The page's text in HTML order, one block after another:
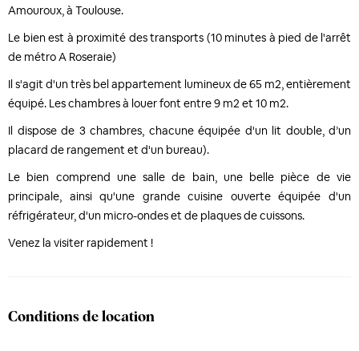
Amouroux, à Toulouse.
Le bien est à proximité des transports (10 minutes à pied de l'arrêt
de métro A Roseraie)
Il s'agit d'un très bel appartement lumineux de 65 m2, entièrement
équipé. Les chambres à louer font entre 9 m2 et 10 m2.
Il dispose de 3 chambres, chacune équipée d'un lit double, d’un
placard de rangement et d'un bureau).
Le bien comprend une salle de bain, une belle pièce de vie
principale, ainsi qu'une grande cuisine ouverte équipée d'un
réfrigérateur, d'un micro-ondes et de plaques de cuissons.
Venez la visiter rapidement !
Conditions de location